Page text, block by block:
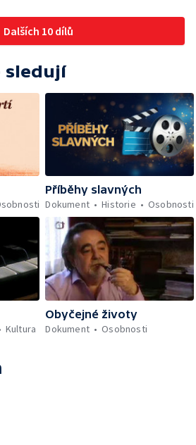
Dalších 10 dílů
sledují
Příběhy slavných
Dokument
Historie Osobnosti
Kultura
Obyčejné životy
Dokument
Osobnosti